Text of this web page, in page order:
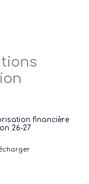
financière
26-27